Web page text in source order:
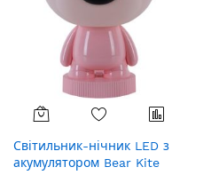
Світильник-нічник LED з
акумулятором Bear Kite